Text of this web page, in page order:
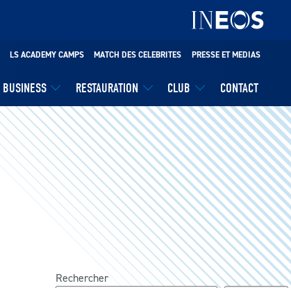
BUSINESS RESTAURATION CLUB CONTACT
LS ACADEMY CAMPS MATCH DES CELEBRITES PRESSE ET MEDIAS
Rechercher